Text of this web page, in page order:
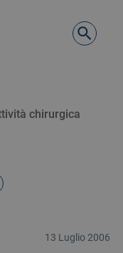
chirurgica
13 Luglio 2006